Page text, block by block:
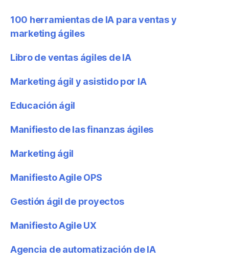
100 herramientas de IA para ventas y
marketing ágiles
Libro de ventas ágiles de IA
Marketing ágil y asistido por IA
Educación ágil
Manifiesto de las finanzas ágiles
Marketing ágil
Manifiesto Agile OPS
Gestión ágil de proyectos
Manifiesto Agile UX
Agencia de automatización de IA